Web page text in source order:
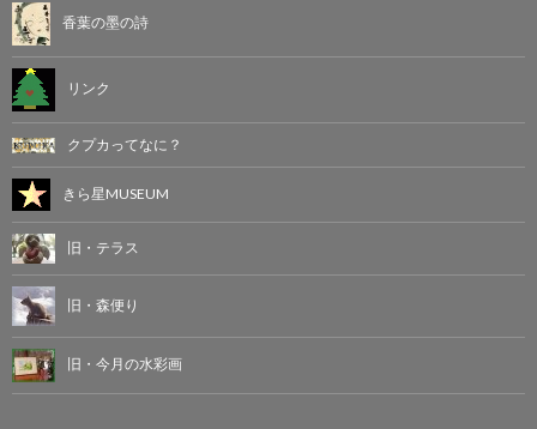
香葉の墨の詩
リンク
クプカってなに？
きら星MUSEUM
旧・テラス
旧・森便り
旧・今月の水彩画